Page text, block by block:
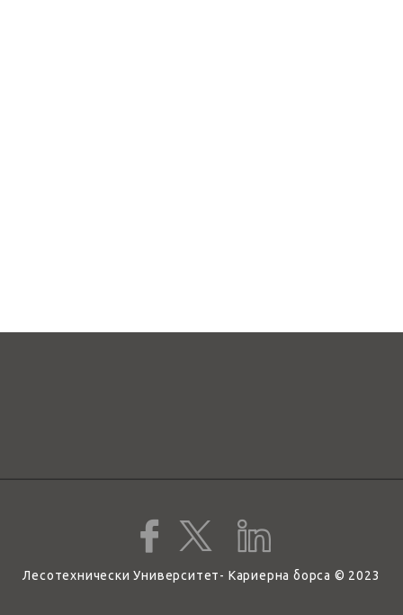
Лесотехнически Университет- Кариерна борса © 2023